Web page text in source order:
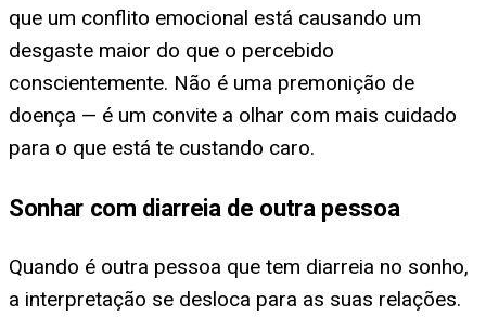
que um conflito emocional está causando um
desgaste maior do que o percebido
conscientemente. Não é uma premonição de
doença — é um convite a olhar com mais cuidado
para o que está te custando caro.
Sonhar com diarreia de outra pessoa
Quando é outra pessoa que tem diarreia no sonho,
a interpretação se desloca para as suas relações.